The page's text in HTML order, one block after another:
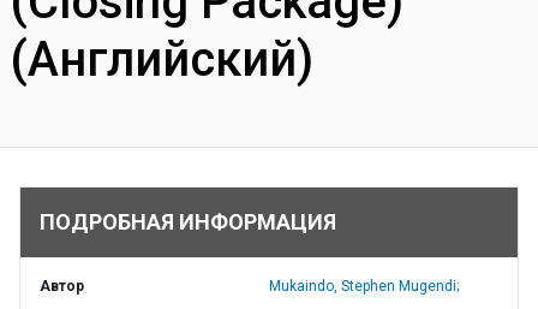
(Английский)
ПОДРОБНАЯ ИНФОРМАЦИЯ
Автор Mukaindo, Stephen Mugendi;